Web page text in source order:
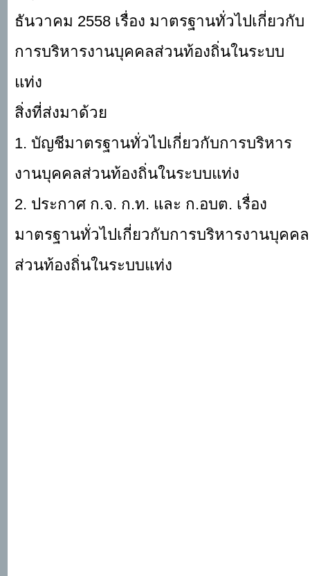
ธันวาคม 2558 เรื่อง มาตรฐานทั่วไปเกี่ยวกับ
การบริหารงานบุคคลส่วนท้องถิ่นในระบบ
แท่ง
สิ่งที่ส่งมาด้วย
1. บัญชีมาตรฐานทั่วไปเกี่ยวกับการบริหาร
งานบุคคลส่วนท้องถิ่นในระบบแท่ง
2. ประกาศ ก.จ. ก.ท. และ ก.อบต. เรื่อง
มาตรฐานทั่วไปเกี่ยวกับการบริหารงานบุคคล
ส่วนท้องถิ่นในระบบแท่ง